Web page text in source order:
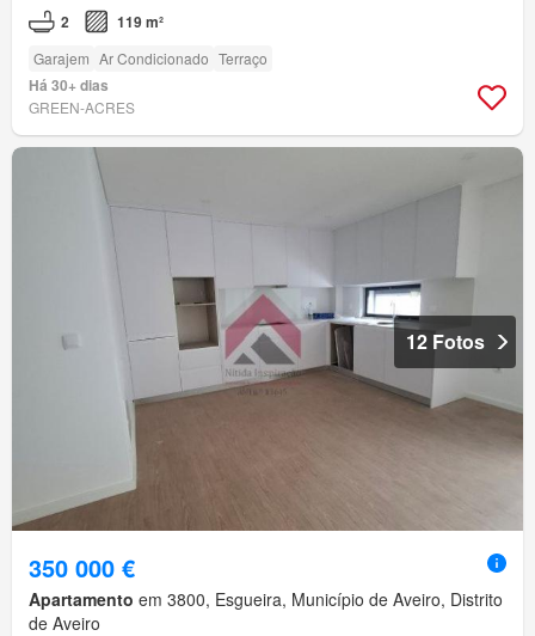
2 119 m²
Garajem Ar Condicionado Terraço
Há 30+ dias
GREEN-ACRES
12 Fotos
350 000 €
Apartamento em 3800, Esgueira, Município de Aveiro, Distrito
de Aveiro